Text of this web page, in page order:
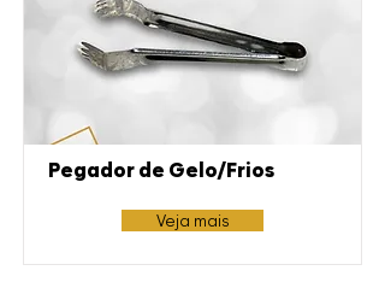
Pegador de Gelo/Frios
Veja mais